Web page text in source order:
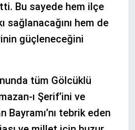
Bu sayede hem ilçe
sağlanacağını hem de
güçleneceğini
tüm Gölcüklü
ı Şerif’ini ve
Bayramı’nı tebrik eden